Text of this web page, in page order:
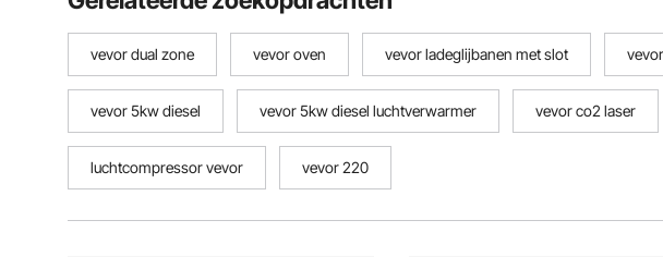
vevor dual zone vevor oven vevor ladeglijbanen met slot
vevor 5kw diesel vevor 5kw diesel luchtverwarmer vevor co2 laser
luchtcompressor vevor vevor 220